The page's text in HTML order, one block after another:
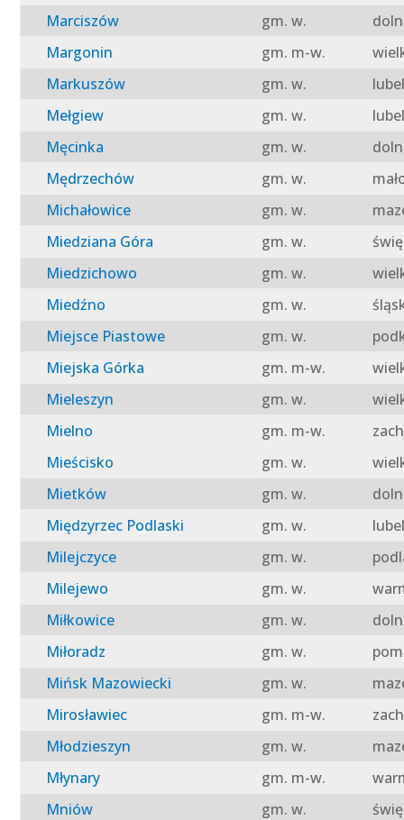
Marciszów
gm. w.
Margonin
gm. m-w.
Markuszów
gm. w.
Mełgiew
gm. w.
Męcinka
gm. w.
Mędrzechów
gm. w.
Michałowice
gm. w.
Miedziana Góra
gm. w.
Miedzichowo
gm. w.
Miedźno
gm. w.
Miejsce Piastowe
gm. w.
Miejska Górka
gm. m-w.
Mieleszyn
gm. w.
Mielno
gm. m-w.
Mieścisko
gm. w.
Mietków
gm. w.
Międzyrzec Podlaski
gm. w.
Milejczyce
gm. w.
Milejewo
gm. w.
Miłkowice
gm. w.
Miłoradz
gm. w.
Mińsk Mazowiecki
gm. w.
Mirosławiec
gm. m-w.
Młodzieszyn
gm. w.
Młynary
gm. m-w.
Mniów
gm. w.